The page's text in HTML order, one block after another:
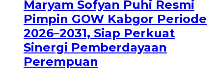
Maryam Sofyan Puhi Resmi
Pimpin GOW Kabgor Periode
2026–2031, Siap Perkuat
Sinergi Pemberdayaan
Perempuan